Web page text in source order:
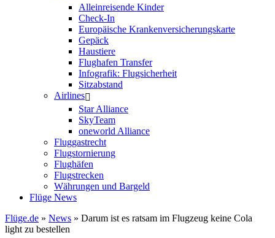
Alleinreisende Kinder
Check-In
Europäische Krankenversicherungskarte
Gepäck
Haustiere
Flughafen Transfer
Infografik: Flugsicherheit
Sitzabstand
Airlines
Star Alliance
SkyTeam
oneworld Alliance
Fluggastrecht
Flugstornierung
Flughäfen
Flugstrecken
Währungen und Bargeld
Flüge News
Flüge.de » News » Darum ist es ratsam im Flugzeug keine Cola
light zu bestellen